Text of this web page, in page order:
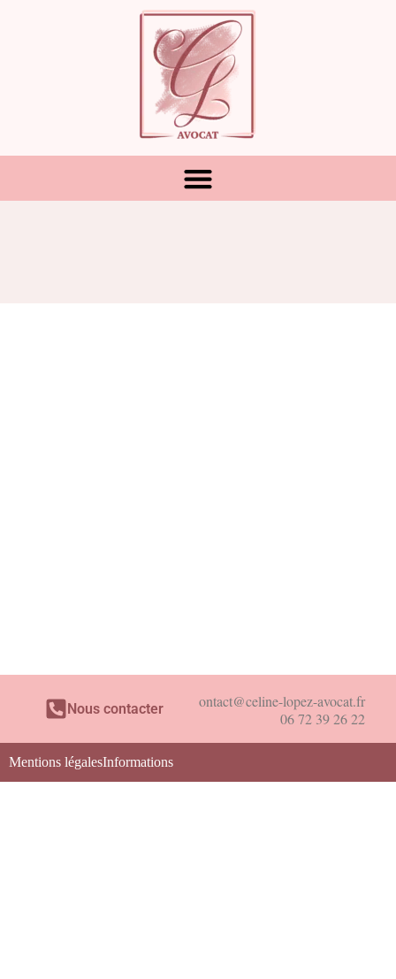
contact@celine-lopez-
06 72 39 26
Nous contacter
Mentions légalesInformations